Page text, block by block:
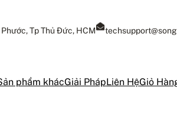
Tp Thủ Đức, HCM
phẩm khácGiải PhápLiên HệGiỏ